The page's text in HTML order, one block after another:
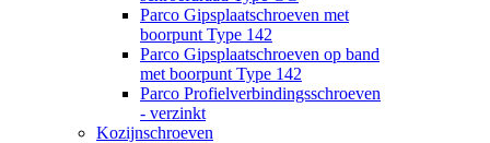
Parco Gipsplaatschroeven met
boorpunt Type 142
Parco Gipsplaatschroeven op band
met boorpunt Type 142
Parco Profielverbindingsschroeven
- verzinkt
Kozijnschroeven